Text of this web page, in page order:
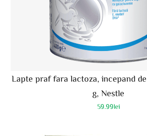
Lapte praf fara lactoza, incepand
g, Nestle
59.99lei